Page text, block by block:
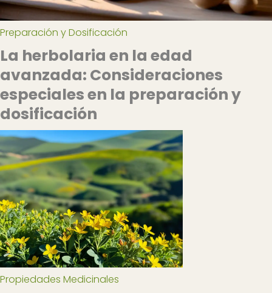
Preparación y Dosificación
La herbolaria en la edad
avanzada: Consideraciones
especiales en la preparación y
dosificación
Propiedades Medicinales